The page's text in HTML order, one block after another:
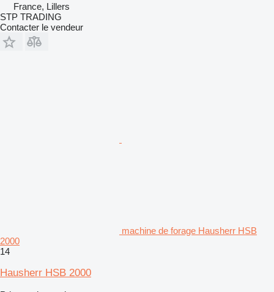
France, Lillers
STP TRADING
Contacter le vendeur
machine de forage Hausherr HSB
2000
14
Hausherr HSB 2000